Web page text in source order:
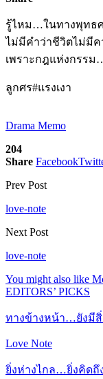
รู้ไหม…ในทางพุทธ
ไม่มีคำว่าชีวิตไม่มีค
เพราะกฎแห่งกรรม
ลูกศร#แรงเงา
Drama Memo
204
Share Facebook
Prev Post
love-note
Next Post
love-note
You might also like
EDITORS’ PICKS
ทางข้างหน้า…ยังมีสิ่
Love Note
ยิ่งห่างไกล…ยิ่งคิดถึ